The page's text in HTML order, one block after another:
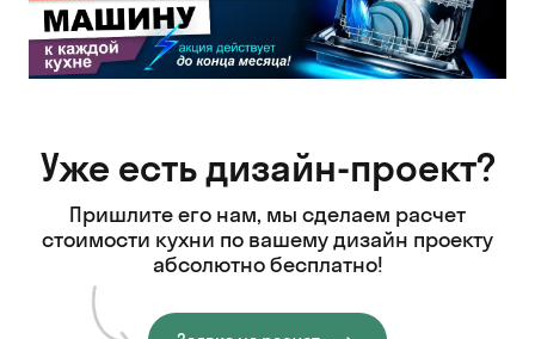
Уже есть дизайн-проект?
Пришлите его нам, мы сделаем расчет
стоимости кухни по вашему дизайн проекту
абсолютно бесплатно!